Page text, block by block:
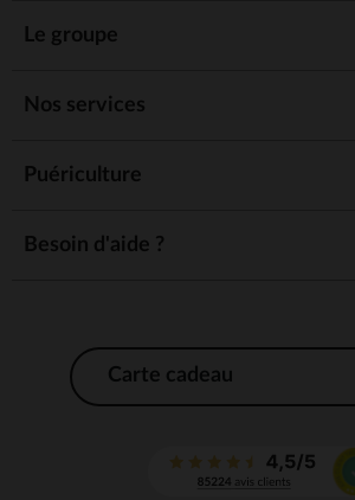
Le groupe
Nos services
Puériculture
Besoin d'aide ?
Carte cadeau